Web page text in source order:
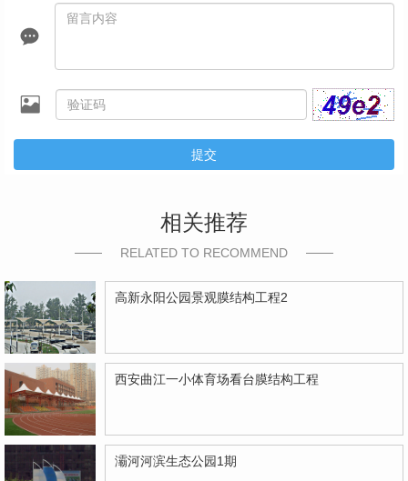
提交
相关推荐
RELATED TO RECOMMEND
高新永阳公园景观膜结构工程2
西安曲江一小体育场看台膜结构工程
灞河河滨生态公园1期